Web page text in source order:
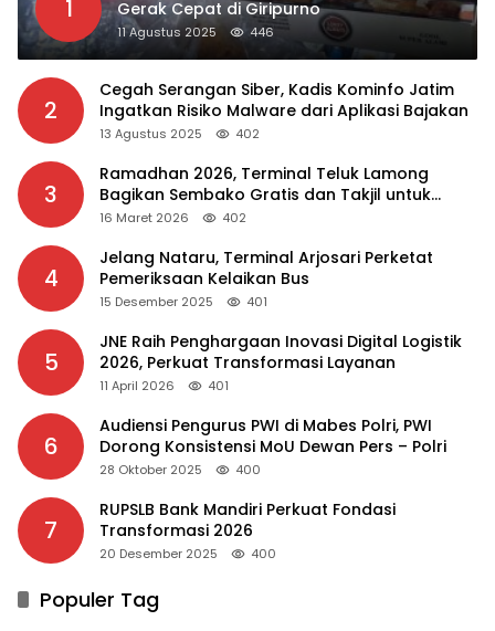
1
Gerak Cepat di Giripurno
11 Agustus 2025 446
2
Cegah Serangan Siber, Kadis Kominfo Jatim
Ingatkan Risiko Malware dari Aplikasi Bajakan
13 Agustus 2025 402
3
Ramadhan 2026, Terminal Teluk Lamong
Bagikan Sembako Gratis dan Takjil untuk
Masyarakat
16 Maret 2026 402
4
Jelang Nataru, Terminal Arjosari Perketat
Pemeriksaan Kelaikan Bus
15 Desember 2025 401
5
JNE Raih Penghargaan Inovasi Digital Logistik
2026, Perkuat Transformasi Layanan
11 April 2026 401
6
Audiensi Pengurus PWI di Mabes Polri, PWI
Dorong Konsistensi MoU Dewan Pers – Polri
28 Oktober 2025 400
7
RUPSLB Bank Mandiri Perkuat Fondasi
Transformasi 2026
20 Desember 2025 400
Populer Tag